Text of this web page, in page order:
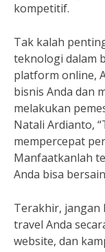
kompetitif.
Tak kalah
teknologi dalam
platform online,
bisnis Anda dan
melakukan
Natali Ardianto,
mempercepat
Manfaatkanlah
Anda bisa
Terakhir, jangan
travel Anda
website, dan